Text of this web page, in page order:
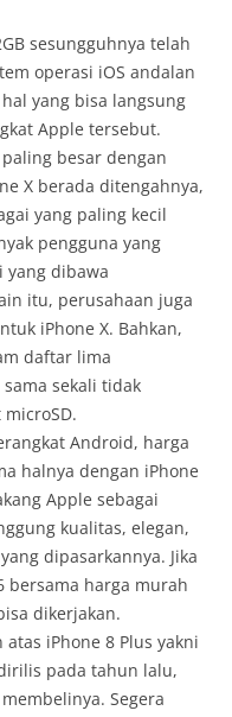
sesungguhnya telah
operasi iOS andalan
yang bisa langsung
Apple tersebut.
besar dengan
X berada ditengahnya,
yang paling kecil
pengguna yang
yang dibawa
itu, perusahaan juga
iPhone X. Bahkan,
daftar lima
sekali tidak
Android, harga
halnya dengan iPhone
Apple sebagai
kualitas, elegan,
dipasarkannya. Jika
bersama harga murah
dikerjakan.
iPhone 8 Plus yakni
pada tahun lalu,
Segera